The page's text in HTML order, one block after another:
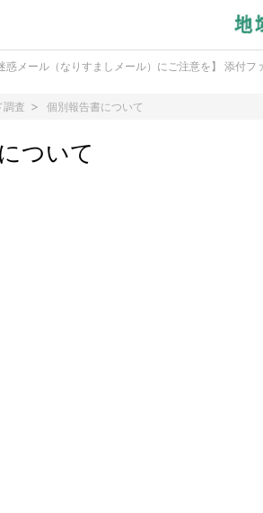
惑メール（なりすましメール）にご注意を】 添付
調査 個別報告書について
ついて